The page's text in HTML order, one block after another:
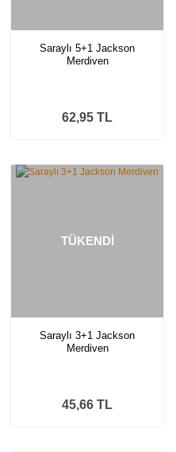
Saraylı 5+1 Jackson
Merdiven
62,95 TL
TÜKENDİ
Saraylı 3+1 Jackson
Merdiven
45,66 TL